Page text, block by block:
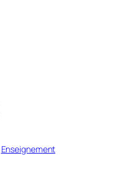
Enseignement